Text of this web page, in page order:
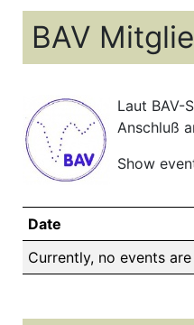
BAV
Laut BAV-
Anschluß
Show
Date
Currently, no events